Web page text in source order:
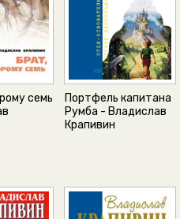
семь
Портфель капитана
Румба - Владислав
Крапивин